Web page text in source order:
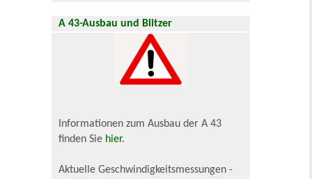
A 43-Ausbau und Blitzer
Informationen zum Ausbau der A 43
finden Sie hier.
Aktuelle Geschwindigkeitsmessungen -